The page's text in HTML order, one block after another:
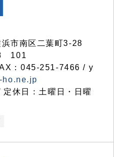
市南区二葉町3-28
8 101
：045-251-7466 / y
ho.ne.jp
休日：土曜日・日曜